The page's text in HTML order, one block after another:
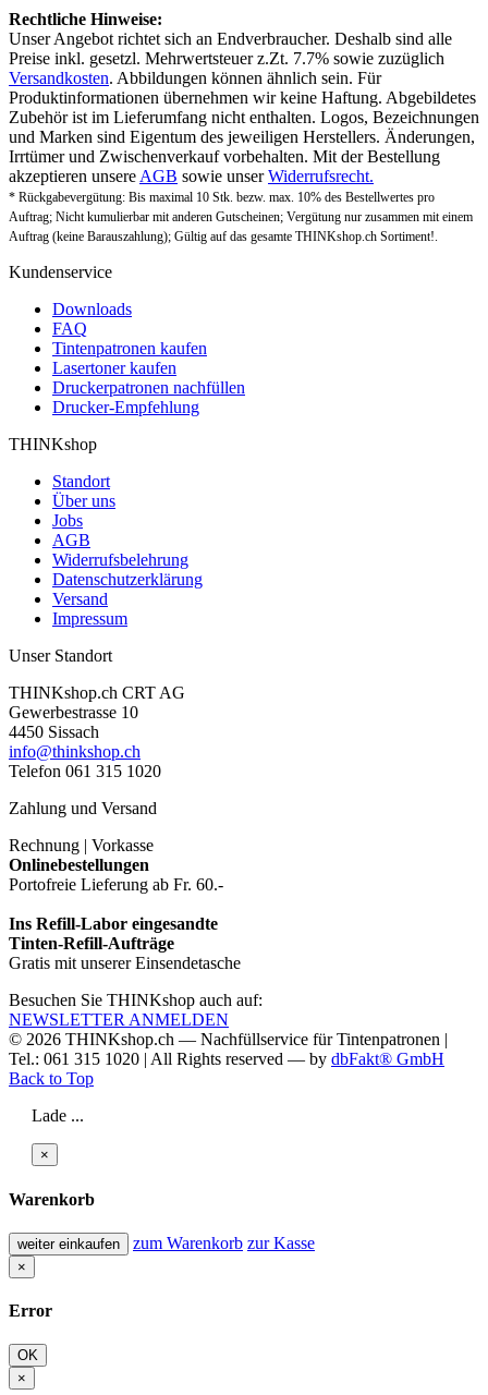
Rechtliche Hinweise:
Unser Angebot richtet sich an Endverbraucher. Deshalb sind alle
Preise inkl. gesetzl. Mehrwertsteuer z.Zt. 7.7% sowie zuzüglich
Versandkosten. Abbildungen können ähnlich sein. Für
Produktinformationen übernehmen wir keine Haftung. Abgebildetes
Zubehör ist im Lieferumfang nicht enthalten. Logos, Bezeichnungen
und Marken sind Eigentum des jeweiligen Herstellers. Änderungen,
Irrtümer und Zwischenverkauf vorbehalten. Mit der Bestellung
akzeptieren unsere AGB sowie unserWiderrufsrecht.
* Rückgabevergütung: Bis maximal 10 Stk. bezw. max. 10% des Bestellwertes pro
Auftrag; Nicht kumulierbar mit anderen Gutscheinen; Vergütung nur zusammen mit einem
Auftrag (keine Barauszahlung); Gültig auf das gesamte THINKshop.ch Sortiment!.
Kundenservice
Downloads
FAQ
Tintenpatronen kaufen
Lasertoner kaufen
Druckerpatronen nachfüllen
Drucker-Empfehlung
THINKshop
Standort
Über uns
Jobs
AGB
Widerrufsbelehrung
Datenschutzerklärung
Versand
Impressum
Unser Standort
THINKshop.ch CRT AG
Gewerbestrasse 10
4450 Sissach
info@thinkshop.ch
Telefon 061 315 1020
Zahlung und Versand
Rechnung | Vorkasse
Onlinebestellungen
Portofreie Lieferung ab Fr. 60.-
Ins Refill-Labor eingesandte
Tinten-Refill-Aufträge
Gratis mit unserer Einsendetasche
Besuchen Sie THINKshop auch auf:
NEWSLETTER ANMELDEN
© 2026 THINKshop.ch — Nachfüllservice fürTintenpatronen |
Tel.: 061 315 1020 | All Rights reserved — by dbFakt® GmbH
Back to Top
Lade ...
×
Warenkorb
weiter einkaufen zum Warenkorb zur Kasse
×
Error
OK
×